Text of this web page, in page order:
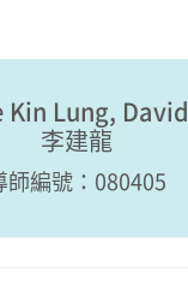
Kin Lung, David
李建龍
師編號：080405